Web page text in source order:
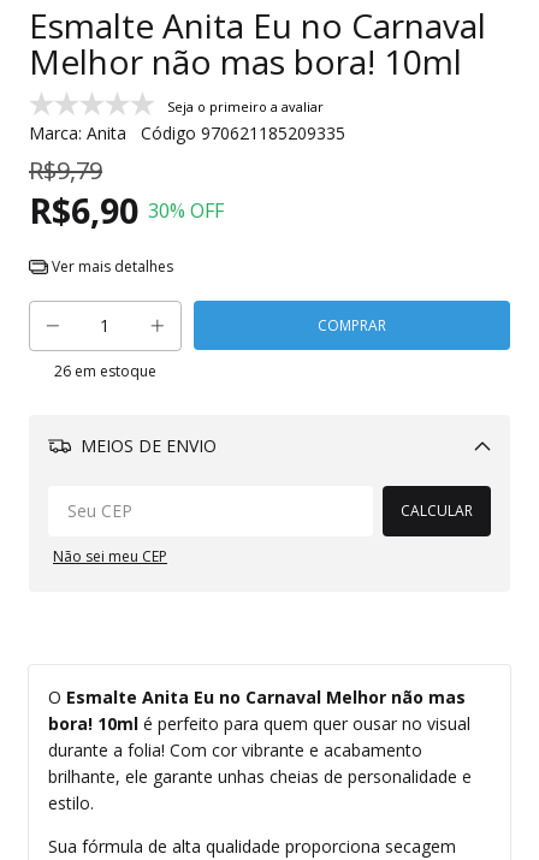
Esmalte Anita Eu no Carnaval
Melhor não mas bora! 10ml
Seja o primeiro a avaliar
Marca: Anita Código 970621185209335
R$9,79
R$6,90 30% OFF
Ver mais detalhes
26em estoque
MEIOS DE ENVIO
Alterar CEP
CALCULAR
Não sei meu CEP
O Esmalte Anita Eu no Carnaval Melhor não mas
bora! 10ml é perfeito para quem quer ousar no visual
durante a folia! Com cor vibrante e acabamento
brilhante, ele garante unhas cheias de personalidade e
estilo.
Sua fórmula de alta qualidade proporciona secagem